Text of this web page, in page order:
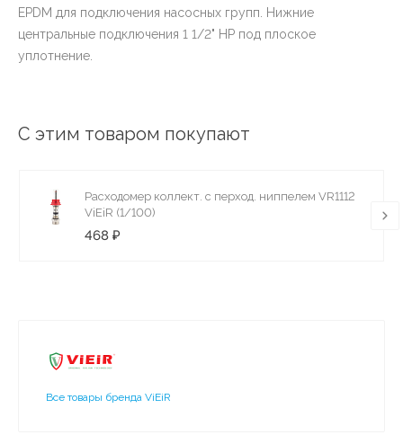
EPDM для подключения насосных групп. Нижние
центральные подключения 1 1/2" НР под плоское
уплотнение.
С этим товаром покупают
Расходомер коллект. с перход. ниппелем VR1112
ViEiR (1/100)
468 ₽
Все товары бренда ViEiR